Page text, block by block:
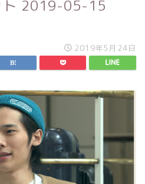
ト 2019-05-15
2019年5月24日